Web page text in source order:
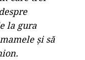
la gura
şi să